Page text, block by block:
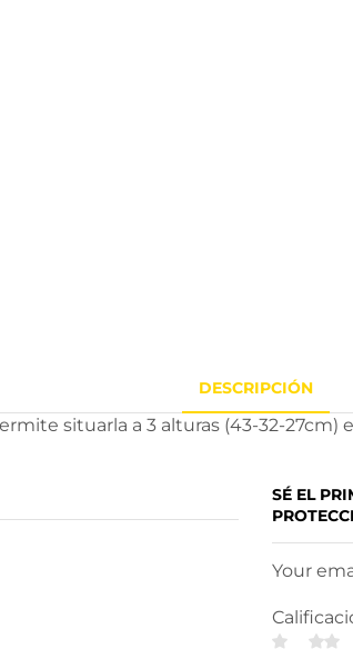
DESCRIPCIÓN
situarla a 3 alturas (43-32-
SÉ EL
Your